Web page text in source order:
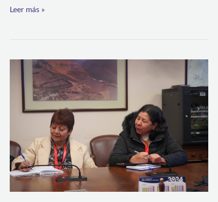
Leer más »
Subdere
compromete
traspaso
para
la
construcción
del